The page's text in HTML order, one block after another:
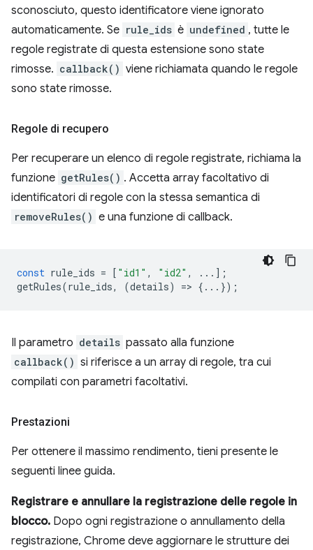
sconosciuto, questo identificatore viene ignorato
automaticamente. Se rule_ids è undefined , tutte le
regole registrate di questa estensione sono state
rimosse. callback() viene richiamata quando le regole
sono state rimosse.
Regole di recupero
Per recuperare un elenco di regole registrate, richiama la
funzione getRules() . Accetta array facoltativo di
identificatori di regole con la stessa semantica di
removeRules() e una funzione di callback.
const rule_ids = [ "id1" , "id2" ,
...];
getRules(rule_ids, (details) => {...});
Il parametro details passato alla funzione
callback() si riferisce a un array di regole, tra cui
compilati con parametri facoltativi.
Prestazioni
Per ottenere il massimo rendimento, tieni presente le
seguenti linee guida.
Registrare e annullare la registrazione delle regole in
blocco. Dopo ogni registrazione o annullamento della
registrazione, Chrome deve aggiornare le strutture dei